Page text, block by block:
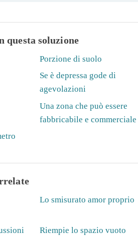
questa soluzione
Porzione di suolo
Se è depressa gode di
agevolazioni
Una zona che può essere
fabbricabile e commerciale
Lo smisurato amor proprio
Riempie lo spazio vuoto